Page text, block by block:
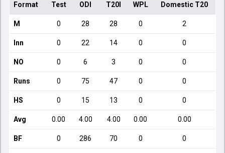
Format Test ODI T20I WPL Domestic T20
M 0 28 28 0 2
Inn 0 22 14 0 0
NO 0 6 3 0 0
Runs 0 75 47 0 0
HS 0 15 13 0 0
Avg 0.00 4.00 4.00 0.00 0.00
BF 0 286 70 0 0